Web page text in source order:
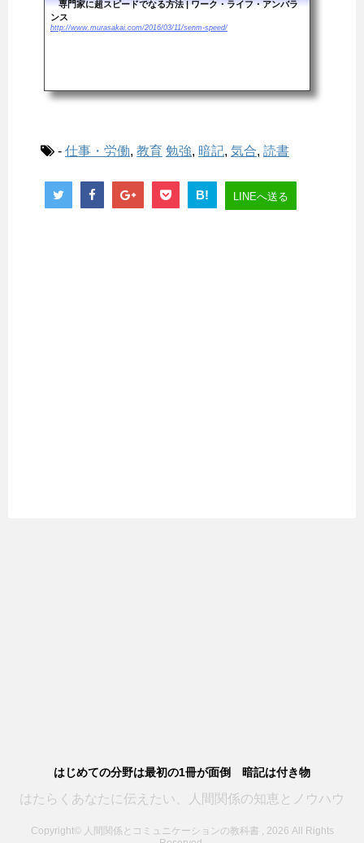
専門家に超スピードでなる方法 | ワーク・ライフ・アンバラ
ンス
http://www.murasakai.com/2016/03/11/senm-speed/
- 仕事・労働, 教育 勉強, 暗記, 気合, 読書
B! LINEへ送る
はじめての分野は最初の1冊が面倒 暗記は付き物
はたらくあなたに伝えたい、人間関係の知恵とノウハウ
Copyright© 人間関係とコミュニケーションの教科書 , 2026 All Rights